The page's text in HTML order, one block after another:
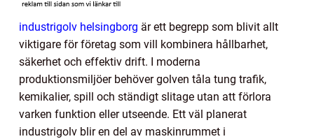
industrigolv helsingborg är ett begrepp som blivit allt
viktigare för företag som vill kombinera hållbarhet,
säkerhet och effektiv drift. I moderna
produktionsmiljöer behöver golven tåla tung trafik,
kemikalier, spill och ständigt slitage utan att förlora
varken funktion eller utseende. Ett väl planerat
industrigolv blir en del av maskinrummet i